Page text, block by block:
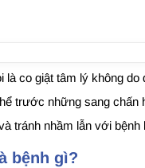
là co giật tâm lý không
trước những sang chấn
tránh nhầm lẫn với
bệnh gì?